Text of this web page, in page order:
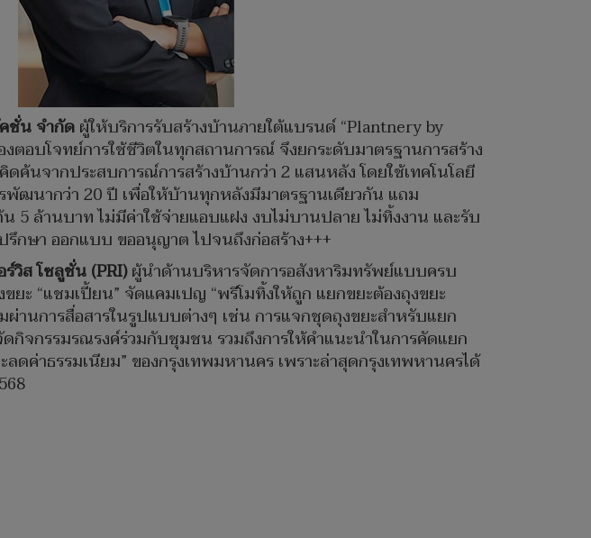
ชั่น จำกัดผู้ให้บริการรับสร้างบ้านภายใต้แบรนด์ “Plantnery by
ตอบโจทย์การใช้ชีวิตในทุกสถานการณ์ จึงยกระดับมาตรฐานการสร้าง
นจากประสบการณ์การสร้างบ้านกว่า 2 แสนหลัง โดยใช้เทคโนโลยี
ฒนากว่า 20 ปี เพื่อให้บ้านทุกหลังมีมาตรฐานเดียวกัน แถม
ล้านบาท ไม่มีค่าใช้จ่ายแอบแฝง งบไม่บานปลาย ไม่ทิ้งงาน และรับ
กษา ออกแบบ ขออนุญาต ไปจนถึงก่อสร้าง+++
วิส โซลูชั่น (PRI)ผู้นำด้านบริหารจัดการอสังหาริมทรัพย์แบบครบ
ะ “แชมเปี้ยน” จัดแคมเปญ “พรีโมทิ้งให้ถูก แยกขยะต้องถุงขยะ
ผ่านการสื่อสารในรูปแบบต่างๆ เช่น การแจกชุดถุงขยะสำหรับแยก
กิจกรรมรณรงค์ร่วมกับชุมชน รวมถึงการให้คำแนะนำในการคัดแยก
ดค่าธรรมเนียม” ของกรุงเทพมหานคร เพราะล่าสุดกรุงเทพหานครได้